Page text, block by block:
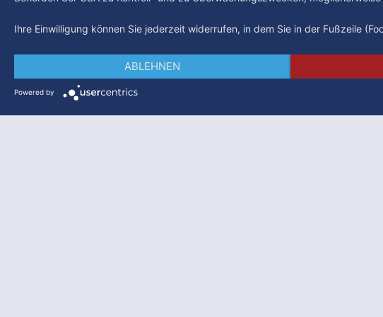
Ihre Einwilligung können Sie jederzeit widerrufen, in dem Sie in der Fußzeile
ABLEHNEN
Powered by